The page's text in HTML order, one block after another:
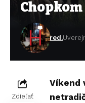
Chopkom
red.
Zdieľať
Víkend